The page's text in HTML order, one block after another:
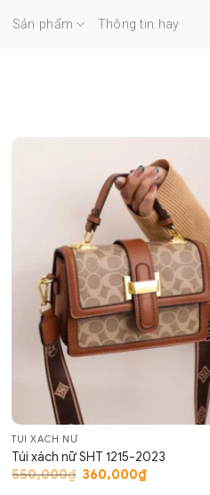
Sản phẩm Thông tin hay
TÚI XÁCH NỮ
Túi xách nữ SHT 1215-2023
550,000₫ Giá
360,000₫Giá
hiện